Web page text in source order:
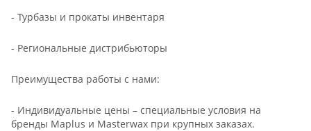
- Турбазы и прокаты инвентаря
- Региональные дистрибьюторы
Преимущества работы с нами:
- Индивидуальные цены – специальные условия на
бренды Maplus и Masterwax при крупных заказах.